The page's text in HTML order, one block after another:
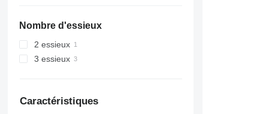
Nombre d'essieux
2 essieux
3 essieux
Caractéristiques